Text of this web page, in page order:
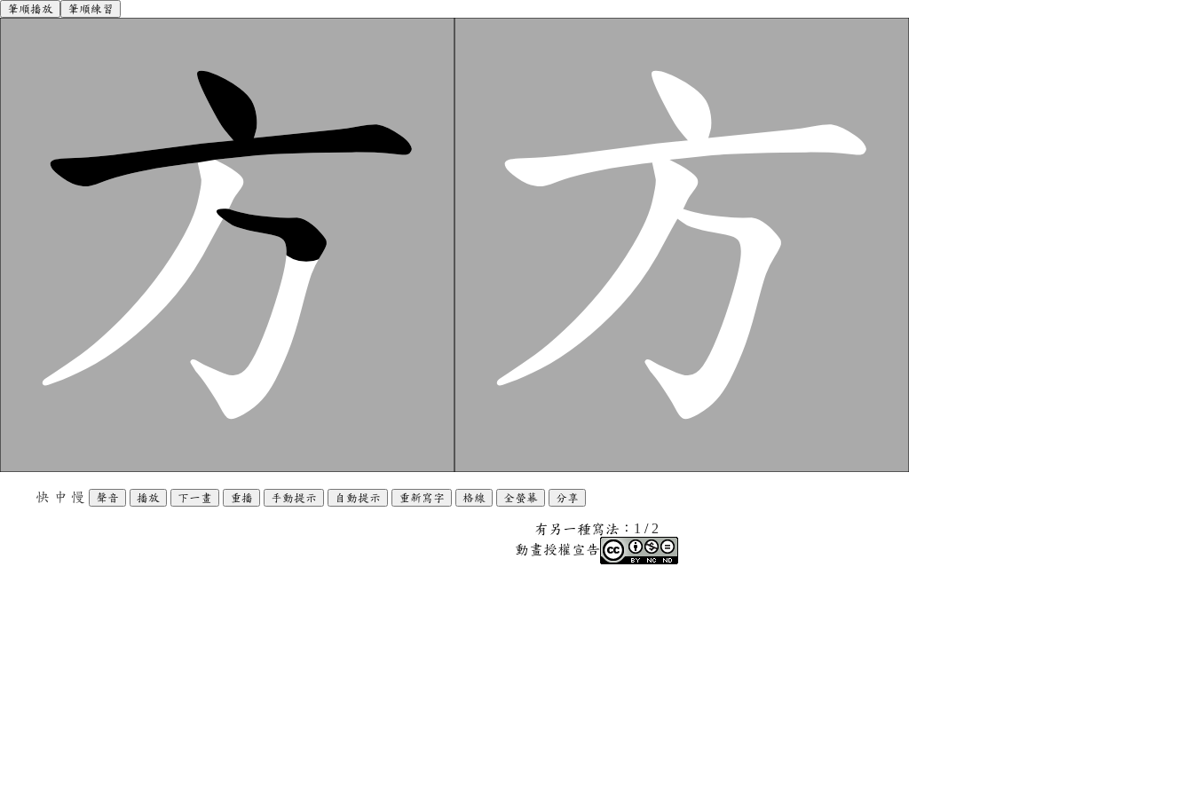
筆順播放 筆順練習
快 中 慢 聲音 播放 下一畫 重播 手動提示 自動提示 重新寫字 格線 全螢幕 分享
有另一種寫法： 1 / 2
動畫授權宣告